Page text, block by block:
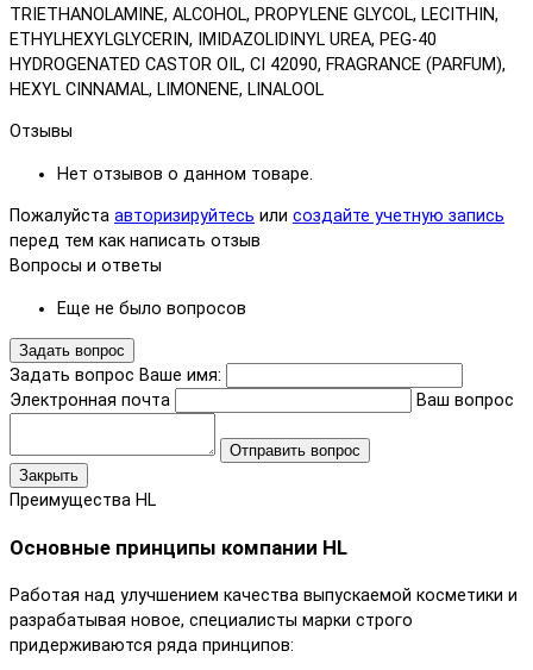
TRIETHANOLAMINE, ALCOHOL, PROPYLENE GLYCOL, LECITHIN,
ETHYLHEXYLGLYCERIN, IMIDAZOLIDINYL UREA, PEG-40
HYDROGENATED CASTOR OIL, CI 42090, FRAGRANCE (PARFUM),
HEXYL CINNAMAL, LIMONENE, LINALOOL
Отзывы
Нет отзывов о данном товаре.
Пожалуйста авторизируйтесь или создайте учетную запись
перед тем как написать отзыв
Вопросы и ответы
Еще не было вопросов
Задать вопрос
Задать вопрос Ваше имя:
Электронная почта
Ваш вопрос
Отправить вопрос
Закрыть
Преимущества HL
Основные принципы компании HL
Работая над улучшением качества выпускаемой косметики и
разрабатывая новое, специалисты марки строго
придерживаются ряда принципов: